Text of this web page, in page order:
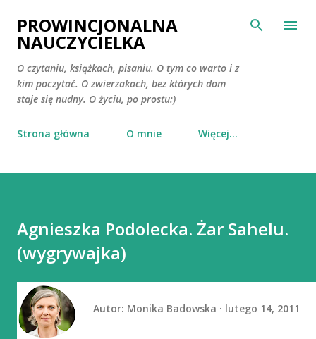
Przejdź do głównej zawartości
PROWINCJONALNA
NAUCZYCIELKA
O czytaniu, książkach, pisaniu. O tym co warto i z
kim poczytać. O zwierzakach, bez których dom
staje się nudny. O życiu, po prostu:)
Strona główna O mnie Więcej…
Agnieszka Podolecka. Żar Sahelu.
(wygrywajka)
Autor: Monika Badowska lutego 14, 2011